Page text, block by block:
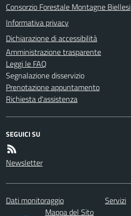
Consorzio Forestale Montagne Biellesi
Informativa privacy
Dichiarazione di accessibilità
Amministrazione trasparente
Leggi le FAQ
Segnalazione disservizio
Prenotazione appuntamento
Richiesta d'assistenza
SEGUICI SU
Newsletter
Dati monitoraggio Servizi
Mappa del Sito